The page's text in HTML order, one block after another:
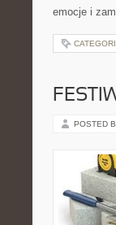
emocje i
POSTED